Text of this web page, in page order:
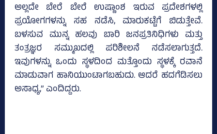
ಅಲ್ಲದೇ ಬೇರೆ ಬೇರೆ ಉಷ್ಣಾಂಶ ಇರುವ ಪ್ರದೇಶಗಳಲ್ಲಿ
ಪ್ರಯೋಗಗಳನ್ನು ಸಹ ನಡೆಸಿ, ಮಾರುಕಟ್ಟೆಗೆ ಬಿಡುತ್ತೇವೆ.
ಬಳಸುವ ಮುನ್ನ ಹಲವು ಬಾರಿ ಜನಪ್ರತಿನಿಧಿಗಳು ಮತ್ತು
ತಂತ್ರಜ್ಞರ ಸಮ್ಮುಖದಲ್ಲಿ ಪರಿಶೀಲನೆ ನಡೆಸಲಾಗುತ್ತದೆ.
ಇವುಗಳನ್ನು ಒಂದು ಸ್ಥಳದಿಂದ ಮತ್ತೊಂದು ಸ್ಥಳಕ್ಕೆ ರವಾನೆ
ಮಾಡುವಾಗ ಹಾನಿಯುಂಟಾಗಬಹುದು. ಆದರೆ ಹದಗೆಡಿಸಲು
ಅಸಾಧ್ಯ,” ಎಂದಿದ್ದರು.